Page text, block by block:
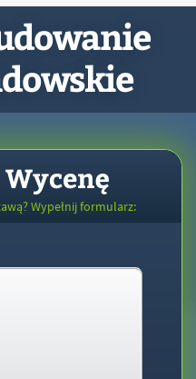
Wypełnij formularz: